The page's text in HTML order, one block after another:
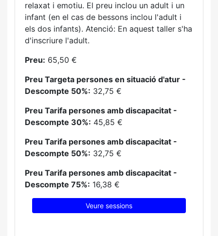
relaxat i emotiu. El preu inclou un adult i un
infant (en el cas de bessons inclou l'adult i
els dos infants). Atenció: En aquest taller s'ha
d'inscriure l'adult.
Preu: 65,50 €
Preu Targeta persones en situació d'atur -
Descompte 50%: 32,75 €
Preu Tarifa persones amb discapacitat -
Descompte 30%: 45,85 €
Preu Tarifa persones amb discapacitat -
Descompte 50%: 32,75 €
Preu Tarifa persones amb discapacitat -
Descompte 75%: 16,38 €
Veure sessions